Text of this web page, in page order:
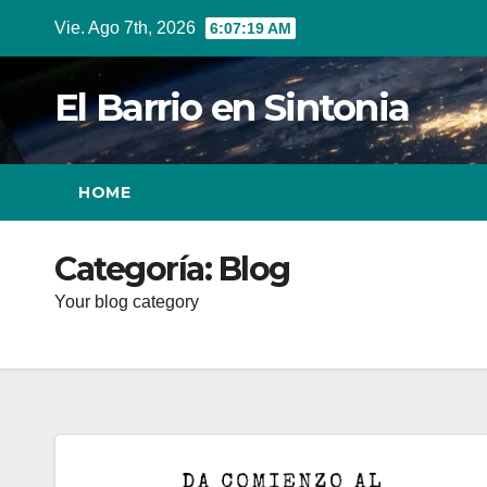
Vie. Ago 7th, 2026 6:07:20 AM
El Barrio en Sintonia
HOME
Categoría: Blog
Your blog category